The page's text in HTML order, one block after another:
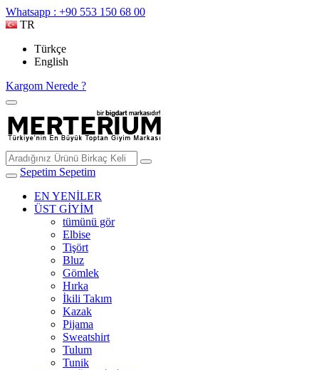
Whatsapp : +90 553 150 68 00
TR
Türkçe
English
Kargom Nerede ?
Sepetim Sepetim
EN YENİLER
ÜST GİYİM
tümünü gör
Elbise
Tişört
Bluz
Gömlek
Hırka
İkili Takım
Kazak
Pijama
Sweatshirt
Tulum
Tunik